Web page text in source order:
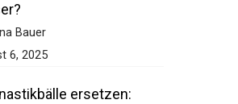
Bauer
6, 2025
ersetzen: